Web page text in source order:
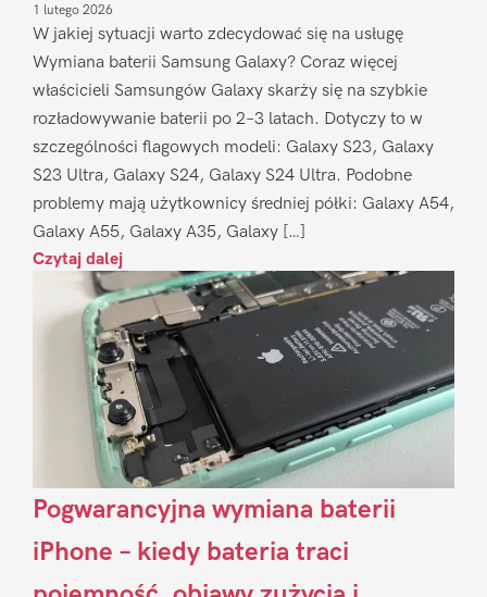
1 lutego 2026
W jakiej sytuacji warto zdecydować się na usługę
Wymiana baterii Samsung Galaxy? Coraz więcej
właścicieli Samsungów Galaxy skarży się na szybkie
rozładowywanie baterii po 2–3 latach. Dotyczy to w
szczególności flagowych modeli: Galaxy S23, Galaxy
S23 Ultra, Galaxy S24, Galaxy S24 Ultra. Podobne
problemy mają użytkownicy średniej półki: Galaxy A54,
Galaxy A55, Galaxy A35, Galaxy […]
Czytaj dalej
Pogwarancyjna wymiana baterii
iPhone – kiedy bateria traci